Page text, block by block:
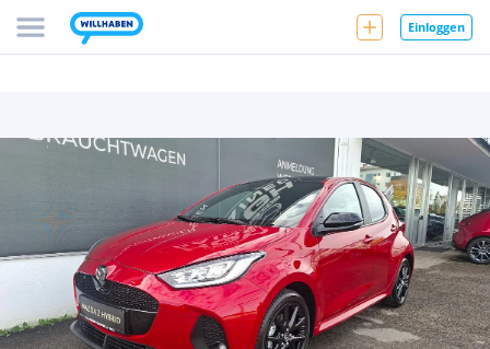
Einloggen